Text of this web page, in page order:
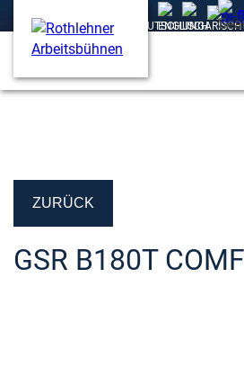
ZURÜCK
GSR B180T